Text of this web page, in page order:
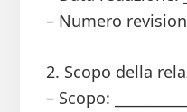
– Numero revisione:
2. Scopo della
– Scopo: